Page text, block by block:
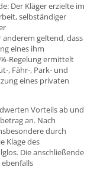
Der Kläger erzielte im
selbständiger
geltend, dass
eines ihm
Regelung ermittelt
, Fähr-, Park- und
eines privaten
Vorteils ab und
an. Nach
durch
Klage des
Die anschließende